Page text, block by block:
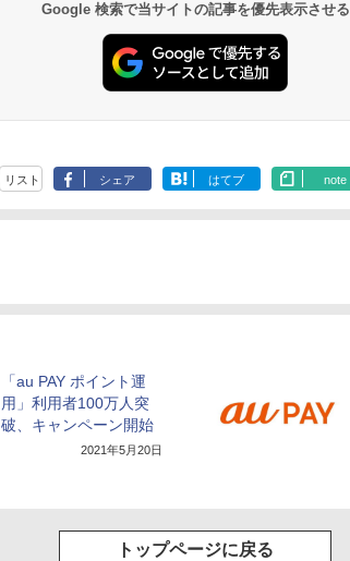
Google 検索で当サイトの記事を優先表示させる
リスト シェア はてブ note
「au PAY ポイント運
用」利用者100万人突
破、キャンペーン開始
2021年5月20日
トップページに戻る